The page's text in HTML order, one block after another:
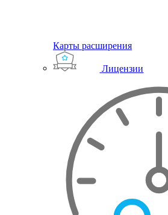
Карты расширения
Лицензии